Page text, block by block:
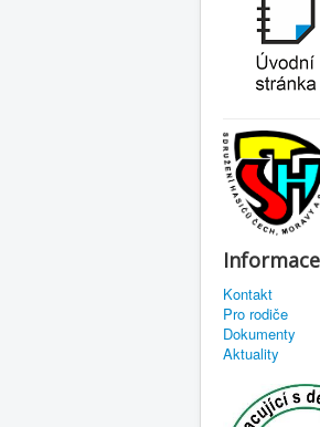
Informace
Kontakt
Pro rodiče
Dokumenty
Aktuality